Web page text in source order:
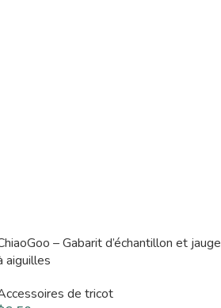
– Gabarit d’échantillon et jauge
aiguilles
de tricot